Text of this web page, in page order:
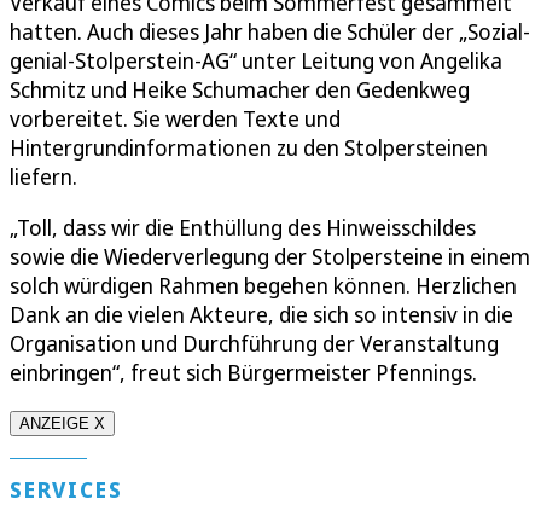
hatten. Auch dieses Jahr haben die Schüler der „Sozial-
genial-Stolperstein-AG“ unter Leitung von Angelika
Schmitz und Heike Schumacher den Gedenkweg
vorbereitet. Sie werden Texte und
Hintergrundinformationen zu den Stolpersteinen
liefern.
„Toll, dass wir die Enthüllung des Hinweisschildes
sowie die Wiederverlegung der Stolpersteine in einem
solch würdigen Rahmen begehen können. Herzlichen
Dank an die vielen Akteure, die sich so intensiv in die
Organisation und Durchführung der Veranstaltung
einbringen“, freut sich Bürgermeister Pfennings.
ANZEIGE X
SERVICES